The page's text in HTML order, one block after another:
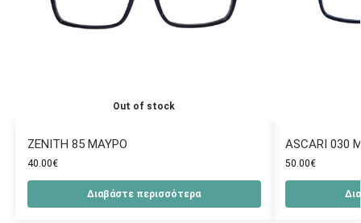
Out of stock
ZENITH 85 ΜΑΥΡΟ
40.00€
Διαβάστε περισσότερα
ASCARI 030
50.00€